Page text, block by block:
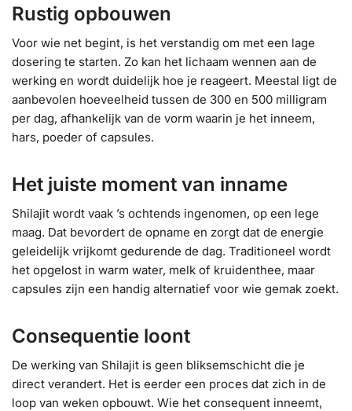
Rustig opbouwen
Voor wie net begint, is het verstandig om met een lage
dosering te starten. Zo kan het lichaam wennen aan de
werking en wordt duidelijk hoe je reageert. Meestal ligt de
aanbevolen hoeveelheid tussen de 300 en 500 milligram
per dag, afhankelijk van de vorm waarin je het inneem,
hars, poeder of capsules.
Het juiste moment van inname
Shilajit wordt vaak ’s ochtends ingenomen, op een lege
maag. Dat bevordert de opname en zorgt dat de energie
geleidelijk vrijkomt gedurende de dag. Traditioneel wordt
het opgelost in warm water, melk of kruidenthee, maar
capsules zijn een handig alternatief voor wie gemak zoekt.
Consequentie loont
De werking van Shilajit is geen bliksemschicht die je
direct verandert. Het is eerder een proces dat zich in de
loop van weken opbouwt. Wie het consequent inneemt,